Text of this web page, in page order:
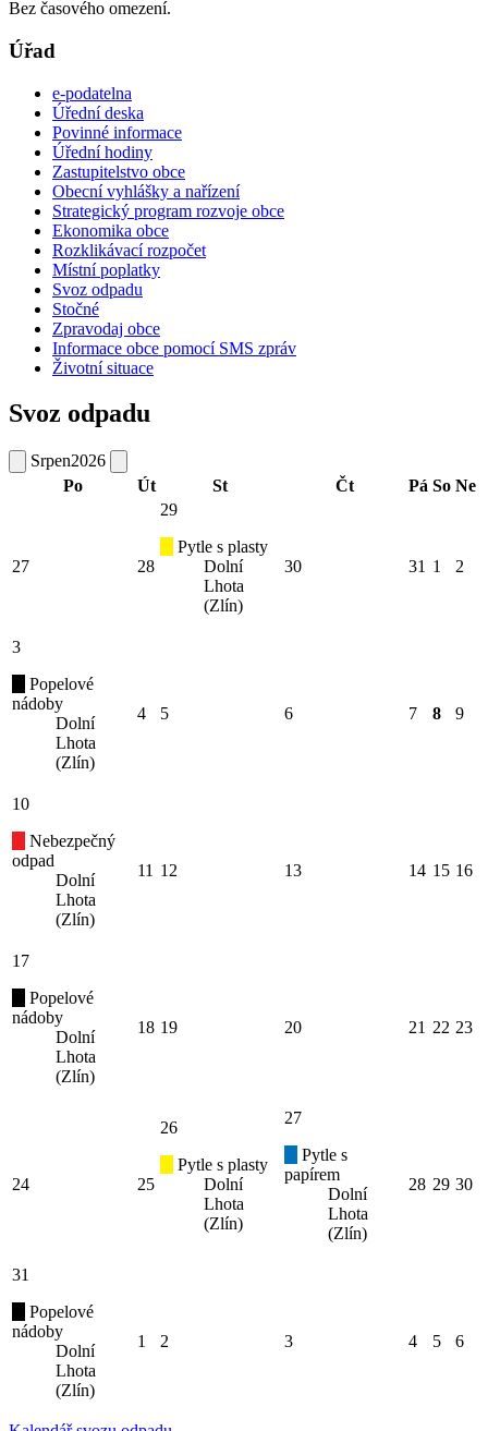
Bez časového omezení.
Úřad
e-podatelna
Úřední deska
Povinné informace
Úřední hodiny
Zastupitelstvo obce
Obecní vyhlášky a nařízení
Strategický program rozvoje obce
Ekonomika obce
Rozklikávací rozpočet
Místní poplatky
Svoz odpadu
Stočné
Zpravodaj obce
Informace obce pomocí SMS zpráv
Životní situace
Svoz odpadu
Srpen2026
Po
Út St Čt Pá So Ne
27 28
29
Pytle s plasty
Dolní
Lhota
(Zlín)
30 31 1 2
3
Popelové
nádoby
Dolní
Lhota
(Zlín)
4 5 6 7 8 9
10
Nebezpečný
odpad
Dolní
Lhota
(Zlín)
11 12 13 14 15 16
17
Popelové
nádoby
Dolní
Lhota
(Zlín)
18 19 20 21 22 23
24 25
26
Pytle s plasty
Dolní
Lhota
(Zlín)
27
Pytle s
papírem
Dolní
Lhota
(Zlín)
28 29 30
31
Popelové
nádoby
Dolní
Lhota
(Zlín)
1 2 3 4 5 6